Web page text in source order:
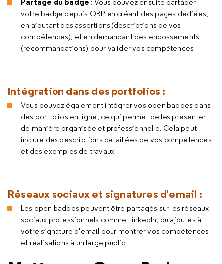
Partage du badge : Vous pouvez ensuite partager
votre badge depuis OBP en créant des pages dédiées,
en ajoutant des assertions (descriptions de vos
compétences), et en demandant des endossements
(recommandations) pour valider vos compétences
Intégration dans des portfolios :
Vous pouvez également intégrer vos open badges dans
des portfolios en ligne, ce qui permet de les présenter
de manière organisée et professionnelle. Cela peut
inclure des descriptions détaillées de vos compétences
et des exemples de travaux
Réseaux sociaux et signatures d'email :
Les open badges peuvent être partagés sur les réseaux
sociaux professionnels comme LinkedIn, ou ajoutés à
votre signature d'email pour montrer vos compétences
et réalisations à un large public